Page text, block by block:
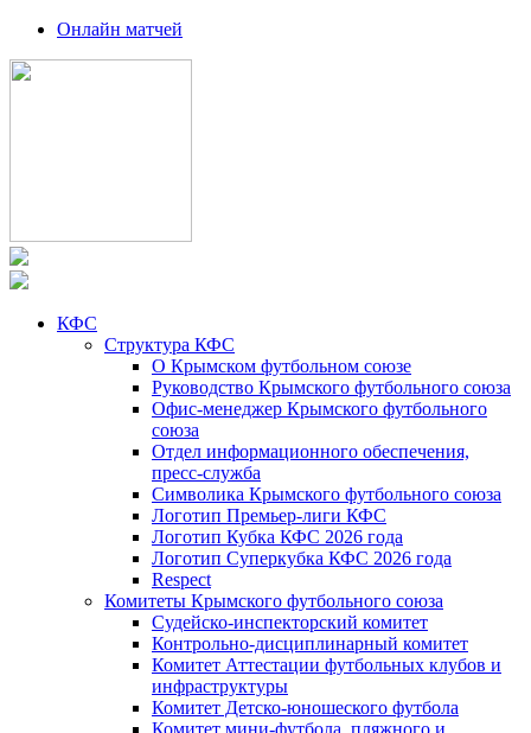
Онлайн матчей
КФС
Структура КФС
О Крымском футбольном союзе
Руководство Крымского футбольного союза
Офис-менеджер Крымского футбольного
союза
Отдел информационного обеспечения,
пресс-служба
Символика Крымского футбольного союза
Логотип Премьер-лиги КФС
Логотип Кубка КФС 2026 года
Логотип Суперкубка КФС 2026 года
Respect
Комитеты Крымского футбольного союза
Судейско-инспекторский комитет
Контрольно-дисциплинарный комитет
Комитет Аттестации футбольных клубов и
инфраструктуры
Комитет Детско-юношеского футбола
Комитет мини-футбола, пляжного и